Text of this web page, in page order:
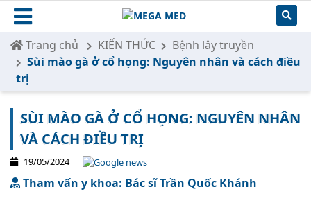
Trang chủ KIẾN THỨC
Bệnh lây truyền
Sùi mào gà ở cổ họng: Nguyên nhân và cách điều
trị
SÙI MÀO GÀ Ở CỔ HỌNG: NGUYÊN NHÂN
VÀ CÁCH ĐIỀU TRỊ
19/05/2024
Tham vấn y khoa: Bác sĩ Trần Quốc Khánh